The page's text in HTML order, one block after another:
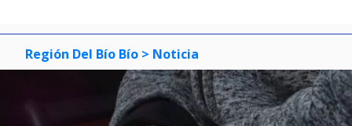
Región Del Bío Bío > Noticia